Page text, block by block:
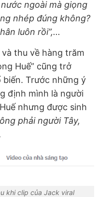
ngoài mà giọng
nhép đúng không?
luôn rồi”,...
thu về hàng trăm
Huế” cũng trở
Trước những ý
định mình là người
nhưng được sinh
phải người Tây,
khi clip của Jack viral